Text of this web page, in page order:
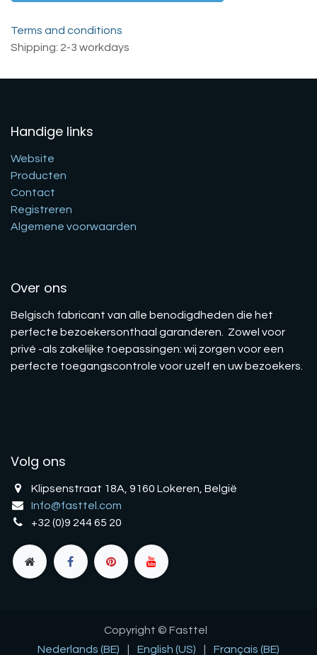
Terms and conditions
Shipping: 2-3 workdays
Handige links
Website
Producten
Contact
Registreren
Algemene voorwaarden
Over ons
Belgisch fabricant van alle benodigdheden die het
perfecte bezoekersonthaal garanderen. Zowel voor
privé -als zakelijke toepassingen: wij zorgen voor een
perfecte toegangscontrole voor uzelf en uw bezoekers.
Volg ons
Klipsenstraat 18A, 9160 Lokeren, België
Info@fasttel.com
+32 (0)9 244 65 20
Copyright © Fasttel
Nederlands (BE)
English (US) Français (BE)